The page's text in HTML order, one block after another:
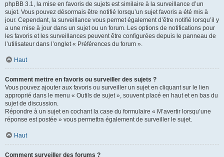
phpBB 3.1, la mise en favoris de sujets est similaire à la surveillance d’un
sujet. Vous pouvez désormais être notifié lorsqu’un sujet favoris a été mis à
jour. Cependant, la surveillance vous permet également d’être notifié lorsqu’il y
a une mise à jour dans un sujet ou un forum. Les options de notifications pour
les favoris et les surveillances peuvent être configurées depuis le panneau de
l’utilisateur dans l’onglet « Préférences du forum ».
Haut
Comment mettre en favoris ou surveiller des sujets ?
Vous pouvez ajouter aux favoris ou surveiller un sujet en cliquant sur le lien
approprié dans le menu « Outils de sujet », souvent placé en haut et en bas du
sujet de discussion.
Répondre à un sujet en cochant la case du formulaire « M’avertir lorsqu’une
réponse est postée » vous permettra également de surveiller le sujet.
Haut
Comment surveiller des forums ?